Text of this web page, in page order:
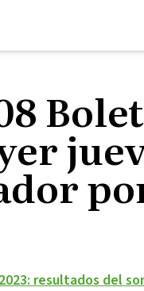
resultados del